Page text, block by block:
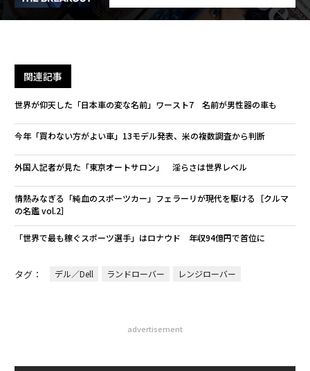
関連記事
世界が仰天した「日本車の変な名前」ワースト7 名前が男性器の車も
今年「買わない方がよい車」13モデル発表、米の複数調査から判断
外国人記者が見た「東京オートサロン」 淫らさは世界レベル
情熱みなぎる「純血のスポーツカー」フェラーリが現代を駆ける［クルマ
の名鑑 vol.2］
「世界で最も稼ぐスポーツ選手」はロナウド 年収94億円で首位に
タグ： デル／Dell ランドローバー レンジローバー
advertisement